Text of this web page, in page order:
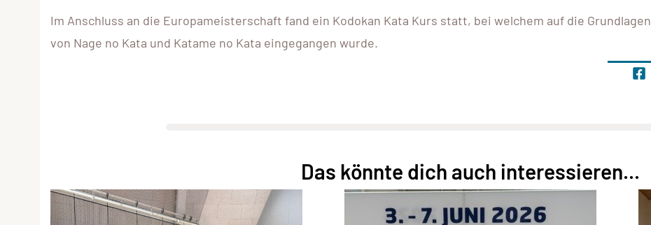
Im Anschluss an die Europameisterschaft fand ein Kodokan Kata Kurs statt, bei welchem auf die Grundlagen
von Nage no Kata und Katame no Kata eingegangen wurde.
Das könnte dich auch interessieren...